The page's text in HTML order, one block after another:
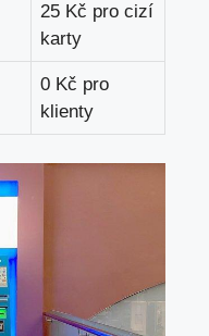
25 Kč pro cizí
karty
0 Kč pro
klienty